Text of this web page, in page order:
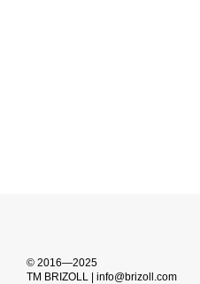
© 2016—2025
TM BRIZOLL | info@brizoll.com